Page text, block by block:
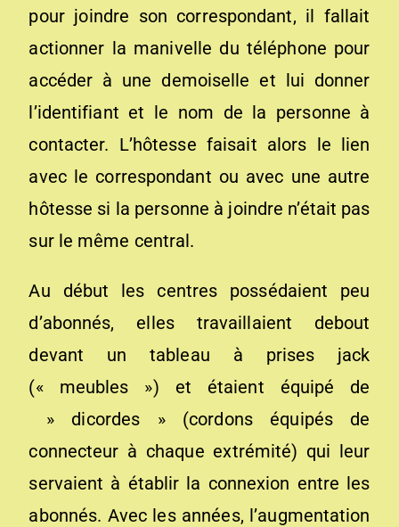
pour joindre son correspondant, il fallait
actionner la manivelle du téléphone pour
accéder à une demoiselle et lui donner
l’identifiant et le nom de la personne à
contacter. L’hôtesse faisait alors le lien
avec le correspondant ou avec une autre
hôtesse si la personne à joindre n’était pas
sur le même central.
Au début les centres possédaient peu
d’abonnés, elles travaillaient debout
devant un tableau à prises jack
(« meubles ») et étaient équipé de
» dicordes » (cordons équipés de
connecteur à chaque extrémité) qui leur
servaient à établir la connexion entre les
abonnés. Avec les années, l’augmentation